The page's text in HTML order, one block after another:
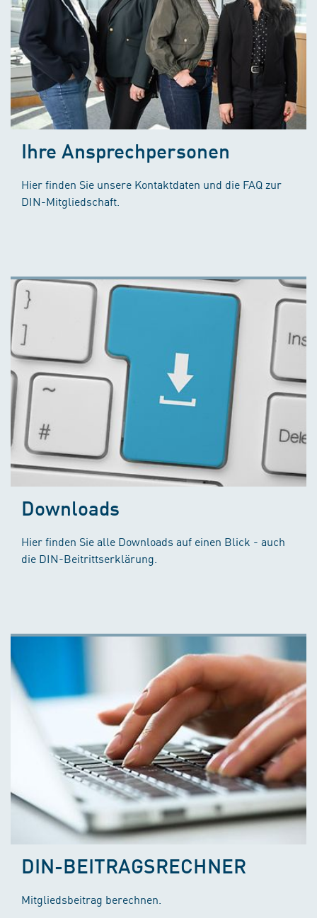
Ihre Ansprechpersonen
Hier finden Sie unsere Kontaktdaten und die FAQ zur
DIN-Mitgliedschaft.
Downloads
Hier finden Sie alle Downloads auf einen Blick - auch
die DIN-Beitrittserklärung.
DIN-BEITRAGSRECHNER
Mitgliedsbeitrag berechnen.